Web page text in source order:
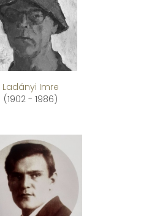
Ladányi Imre
(1902 - 1986)